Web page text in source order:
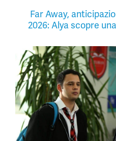
Far Away,
2026: Alya scopre